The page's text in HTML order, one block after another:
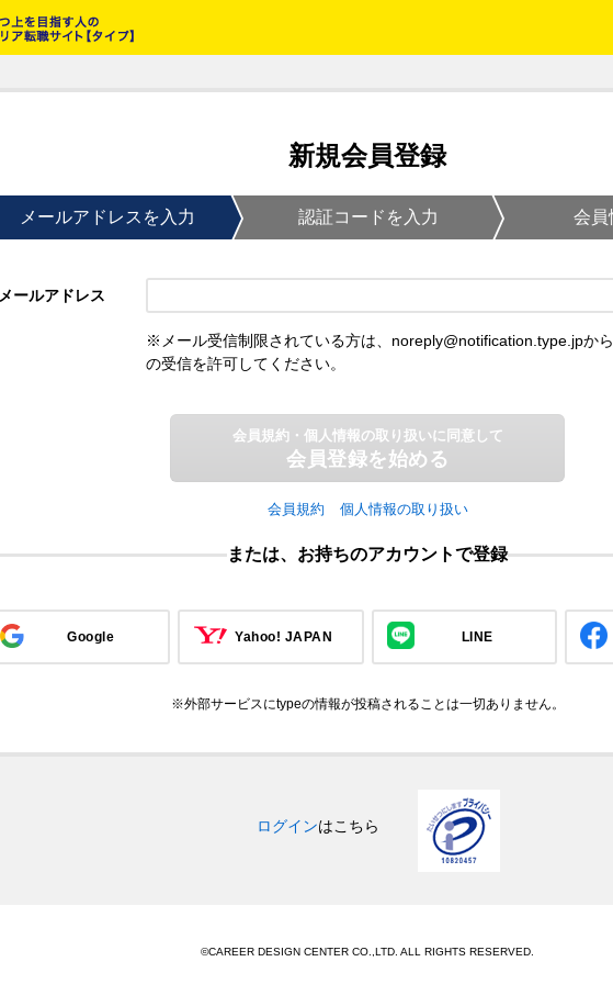
新規会員登録
メールアドレスを入力 認証コードを入力 会員
メールアドレス
※メール受信制限されている方は、noreply@notification.type.jpから
の受信を許可してください。
会員規約・個人情報の取り扱いに同意して
会員登録を始める
会員規約 個人情報の取り扱い
または、お持ちのアカウントで登録
Google Yahoo! JAPAN LINE
※外部サービスにtypeの情報が投稿されることは一切ありません。
ログインはこちら
©CAREER DESIGN CENTER CO.,LTD. ALL RIGHTS RESERVED.